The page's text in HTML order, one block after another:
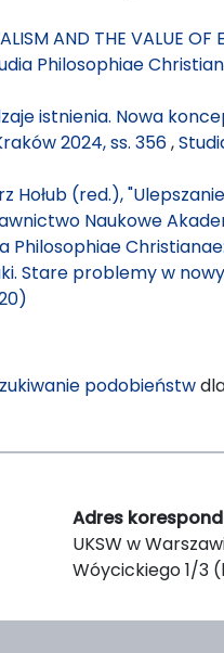
AND THE VALUE OF
Philosophiae
istnienia. Nowa
2024, ss. 356,
Hołub (red.),
Naukowe
Philosophiae
Stare problemy w
podobieństw
Adres
UKSW w
Wóycickiego 1/3